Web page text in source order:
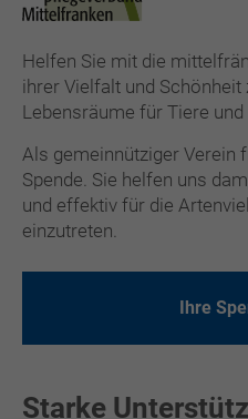
Helfen Sie mit die
ihrer Vielfalt und Schönheit
Lebensräume für Tiere
Als gemeinnütziger Verein
Spende. Sie helfen uns
und effektiv für die
einzutreten.
Ihre
Starke